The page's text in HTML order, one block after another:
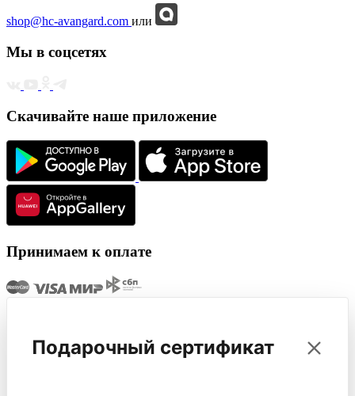
shop@hc-avangard.com или
Мы в соцсетях
Скачивайте наше приложение
Принимаем к оплате
Подарочный сертификат